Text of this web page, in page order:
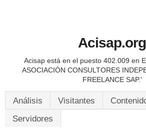
Acisap.org
Acisap está en el puesto 402.009 en
ASOCIACIÓN CONSULTORES
FREELANCE SAP.'
Análisis Visitantes
Servidores